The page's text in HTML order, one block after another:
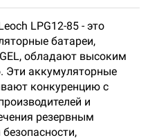
LPG12-85 - это
батареи,
обладают высоким
Эти аккумуляторные
конкуренцию с
и
резервным